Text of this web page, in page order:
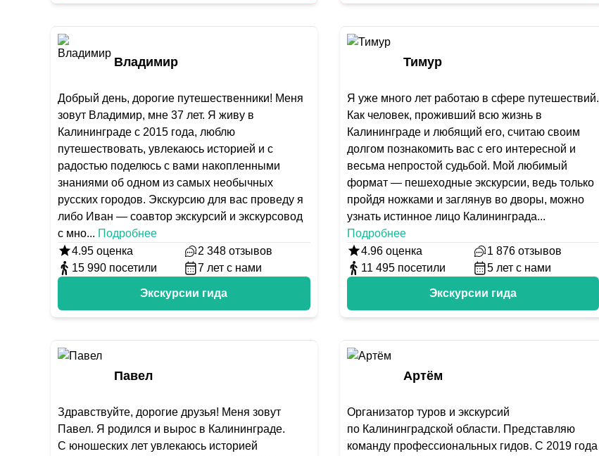
Владимир
Добрый день, дорогие путешественники! Меня
зовут Владимир, мне 37 лет. Я живу в
Калининграде с 2015 года, люблю
путешествовать, увлекаюсь историей и с
радостью поделюсь с вами накопленными
знаниями об одном из самых необычных
русских городов. Экскурсию для вас проведу я
либо Иван — соавтор экскурсий и экскурсовод
с мно... Подробнее
4.95 оценка 2 348 отзывов
15 990 посетили 7 лет с нами
Экскурсии гида
Тимур
Я уже много лет работаю в сфере путешествий.
Как человек, проживший всю жизнь в
Калининграде и любящий его, считаю своим
долгом познакомить вас с его интересной и
весьма непростой судьбой. Мой любимый
формат — пешеходные экскурсии, ведь только
пройдя ножками и заглянув во дворы, можно
узнать истинное лицо Калининграда...
Подробнее
4.96оценка 1 876 отзывов
11 495 посетили 5 лет с нами
Экскурсии гида
Павел
Здравствуйте, дорогие друзья! Меня зовут
Павел. Я родился и вырос в Калининграде.
С юношеских лет увлекаюсь историей
Артём
Организатор туров и экскурсий
по Калининградской области. Представляю
команду профессиональных гидов. С 2019 года